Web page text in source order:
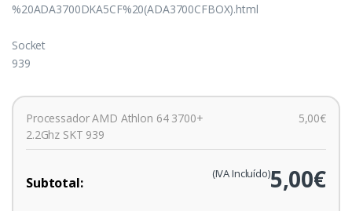
%20ADA3700DKA5CF%20(ADA3700CFBOX).html
Socket
939
Processador AMD Athlon 64 3700+
2.2Ghz SKT 939
5,00€
Subtotal: 5,00€
(IVA Incluído)